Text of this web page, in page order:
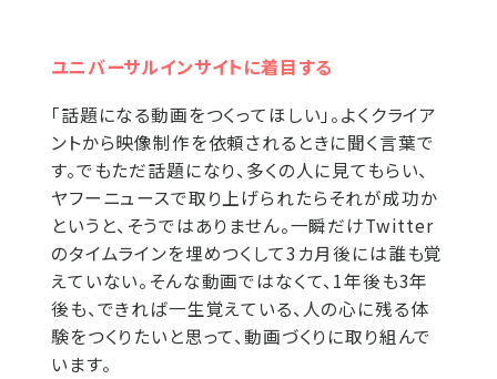
ユニバーサルインサイトに着目する
「話題になる動画をつくってほしい」。よくクライア
ントから映像制作を依頼されるときに聞く言葉で
す。でもただ話題になり、多くの人に見てもらい、
ヤフーニュースで取り上げられたらそれが成功か
というと、そうではありません。一瞬だけTwitter
のタイムラインを埋めつくして3カ月後には誰も覚
えていない。そんな動画ではなくて、1年後も3年
後も、できれば一生覚えている、人の心に残る体
験をつくりたいと思って、動画づくりに取り組んで
います。